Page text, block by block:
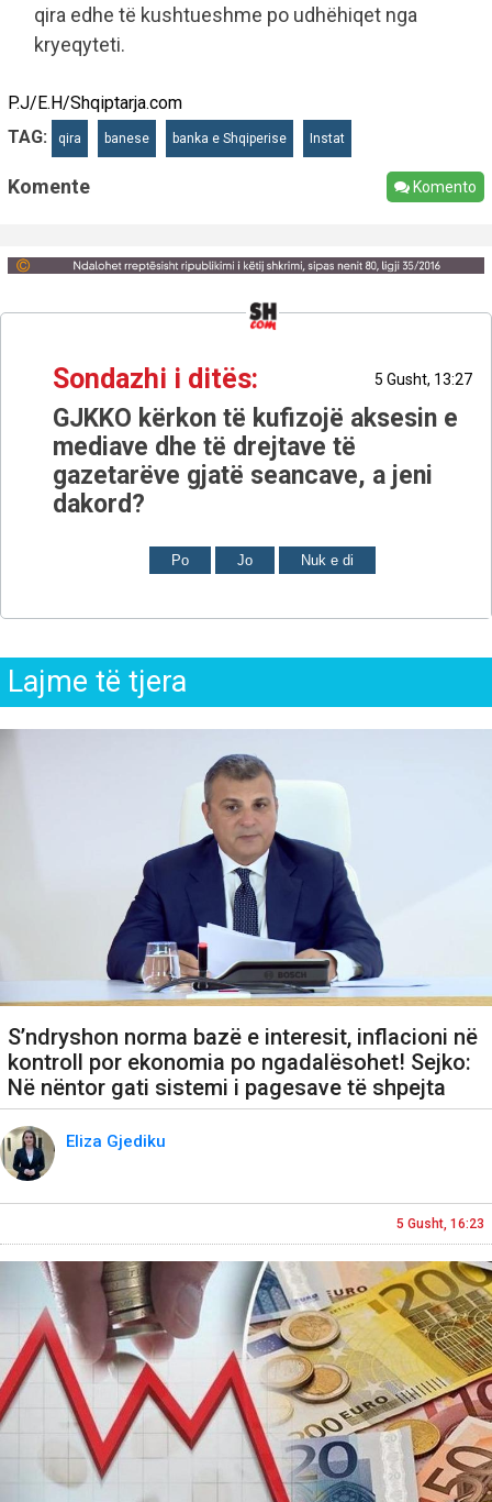
qira edhe të kushtueshme po udhëhiqet nga
kryeqyteti.
P.J/E.H/Shqiptarja.com
TAG:
qira banese banka e Shqiperise Instat
Komente Komento
Sondazhi i ditës: 5 Gusht, 13:27
GJKKO kërkon të kufizojë aksesin e
mediave dhe të drejtave të
gazetarëve gjatë seancave, a jeni
dakord?
Po Jo Nuk e di
Lajme të tjera
S’ndryshon norma bazë e interesit, inflacioni në
kontroll por ekonomia po ngadalësohet! Sejko:
Në nëntor gati sistemi i pagesave të shpejta
Eliza Gjediku
5 Gusht, 16:23